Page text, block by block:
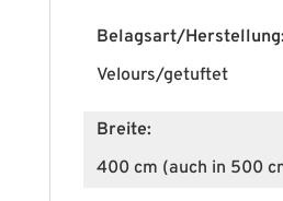
Belagsart/Herstellung:
Velours/getuftet
Breite:
400 cm (auch in 500